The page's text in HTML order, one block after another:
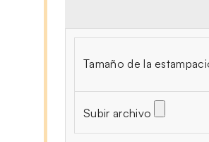
Tamaño de la
Subir archivo